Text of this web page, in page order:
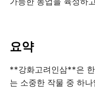
요약
**강화고려인삼**은
는 소중한 작물 중 하나